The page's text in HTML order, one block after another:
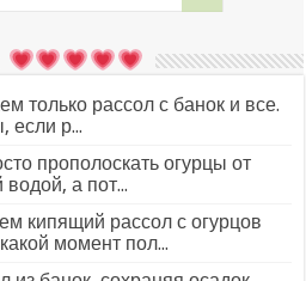
только рассол с банок и все.
если р...
прополоскать огурцы от
а пот...
кипящий рассол с огурцов
момент пол...